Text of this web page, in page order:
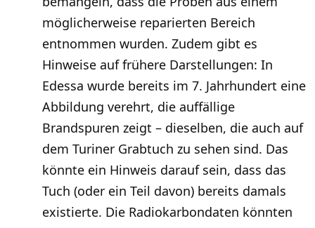
möglicherweise reparierten Bereich
entnommen wurden. Zudem gibt es
Hinweise auf frühere Darstellungen: In
Edessa wurde bereits im 7. Jahrhundert eine
Abbildung verehrt, die auffällige
Brandspuren zeigt – dieselben, die auch auf
dem Turiner Grabtuch zu sehen sind. Das
könnte ein Hinweis darauf sein, dass das
Tuch (oder ein Teil davon) bereits damals
existierte. Die Radiokarbondaten könnten